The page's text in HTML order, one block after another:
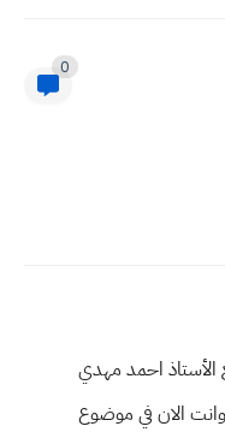
0
الأستاذ احمد مهدي
الان في موضوع